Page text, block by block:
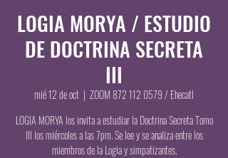
LOGIA MORYA / ESTUDIO
DE DOCTRINA SECRETA
III
mié 12 de oct
  |
ZOOM 872 112 0579 / Ehecatl
LOGIA MORYA los invita a estudiar la Doctrina Secreta Tomo
III los miércoles a las 7pm. Se lee y se analiza entre los
miembros de la Logia y simpatizantes.